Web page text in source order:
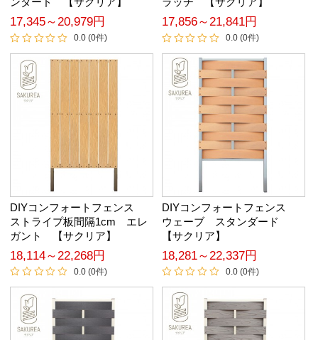
17,345～20,979円
0.0 (0件)
17,856～21,841円
0.0 (0件)
DIYコンフォートフェンス
ストライプ板間隔1cm エレ
ガント 【サクリア】
18,114～22,268円
0.0 (0件)
DIYコンフォートフェンス
ウェーブ スタンダード
【サクリア】
18,281～22,337円
0.0 (0件)